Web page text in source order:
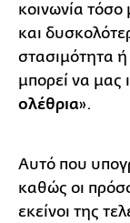
κοινωνία
και
στασιμότητα
μπορεί να μας
ολέθρια».
Αυτό που
καθώς οι
εκείνοι της